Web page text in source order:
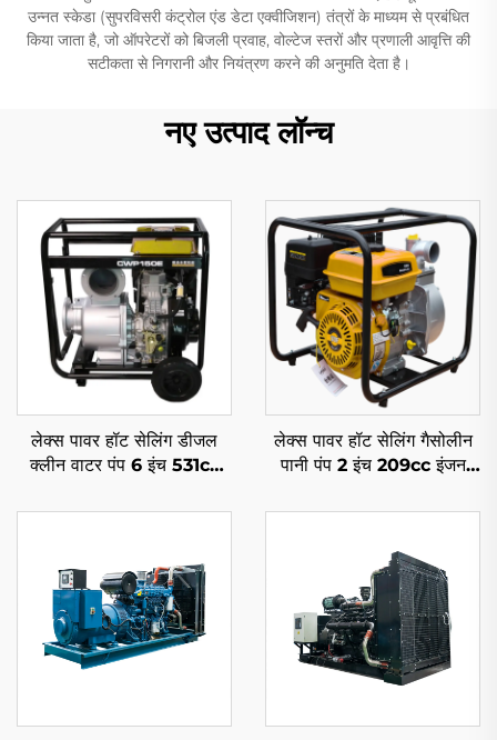
उन्नत स्केडा (सुपरविसरी कंट्रोल एंड डेटा एक्वीजिशन) तंत्रों के माध्यम से प्रबंधित
किया जाता है, जो ऑपरेटरों को बिजली प्रवाह, वोल्टेज स्तरों और प्रणाली आवृत्ति की
सटीकता से निगरानी और नियंत्रण करने की अनुमति देता है।
नए उत्पाद लॉन्च
लेक्स पावर हॉट सेलिंग डीजल
क्लीन वाटर पंप 6 इंच 531cc
लेक्स पावर हॉट सेलिंग गैसोलीन
पानी पंप 2 इंच 209cc इंजन